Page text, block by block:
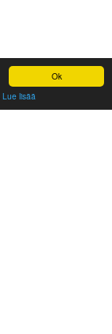
Ok
Lue lisää